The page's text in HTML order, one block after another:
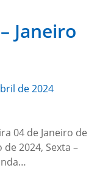
Janeiro
de 2024
04 de Janeiro de
de 2024, Sexta –